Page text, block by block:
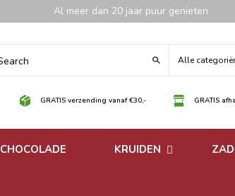
Al meer dan 20 jaar puur genieten
Alle
GRATIS verzending vanaf €30,- GRATIS
CHOCOLADE KRUIDEN